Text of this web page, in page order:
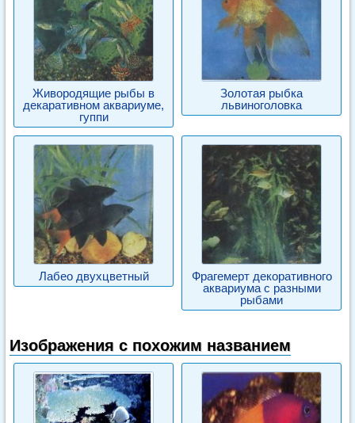
Живородящие рыбы в
декаративном аквариуме,
гуппи
Золотая рыбка
львиноголовка
Лабео двухцветный
Фрагемерт декоративного
аквариума с разными
рыбами
Изображения с похожим названием